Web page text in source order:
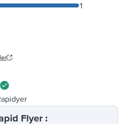
1
Flyer :